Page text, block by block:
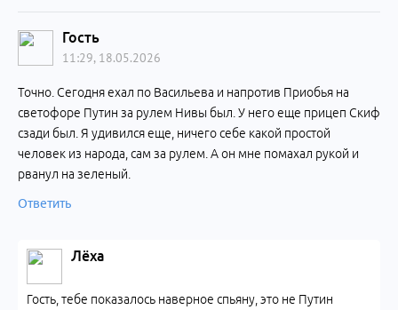
Гость
11:29, 18.05.2026
Точно. Сегодня ехал по Васильева и напротив Приобья на
светофоре Путин за рулем Нивы был. У него еще прицеп Скиф
сзади был. Я удивился еще, ничего себе какой простой
человек из народа, сам за рулем. А он мне помахал рукой и
рванул на зеленый.
Ответить
Лёха
Гость, тебе показалось наверное спьяну, это не Путин